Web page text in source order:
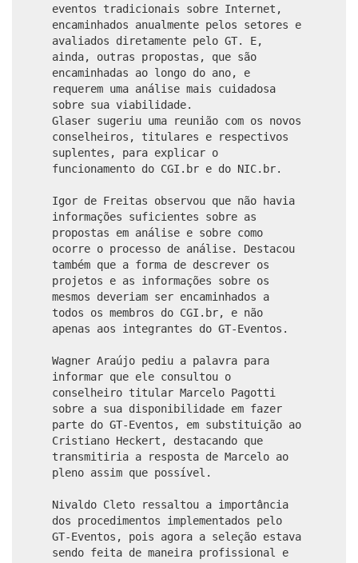
eventos tradicionais sobre Internet,
encaminhados anualmente pelos setores e
avaliados diretamente pelo GT. E,
ainda, outras propostas, que são
encaminhadas ao longo do ano, e
requerem uma análise mais cuidadosa
sobre sua viabilidade.
Glaser sugeriu uma reunião com os novos
conselheiros, titulares e respectivos
suplentes, para explicar o
funcionamento do CGI.br e do NIC.br.
Igor de Freitas observou que não havia
informações suficientes sobre as
propostas em análise e sobre como
ocorre o processo de análise. Destacou
também que a forma de descrever os
projetos e as informações sobre os
mesmos deveriam ser encaminhados a
todos os membros do CGI.br, e não
apenas aos integrantes do GT-Eventos.
Wagner Araújo pediu a palavra para
informar que ele consultou o
conselheiro titular Marcelo Pagotti
sobre a sua disponibilidade em fazer
parte do GT-Eventos, em substituição ao
Cristiano Heckert, destacando que
transmitiria a resposta de Marcelo ao
pleno assim que possível.
Nivaldo Cleto ressaltou a importância
dos procedimentos implementados pelo
GT-Eventos, pois agora a seleção estava
sendo feita de maneira profissional e